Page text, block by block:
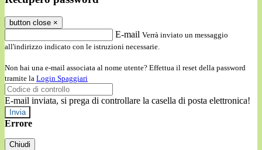
button close ×
E-mail Verrà inviato un messaggio
all'indirizzo indicato con le istruzioni necessarie.
Non hai una e-mail associata al nome utente? Effettua il reset della password
tramite la Login Spaggiari
E-mail inviata, si prega di controllare la casella di posta elettronica!
Errore
Chiudi